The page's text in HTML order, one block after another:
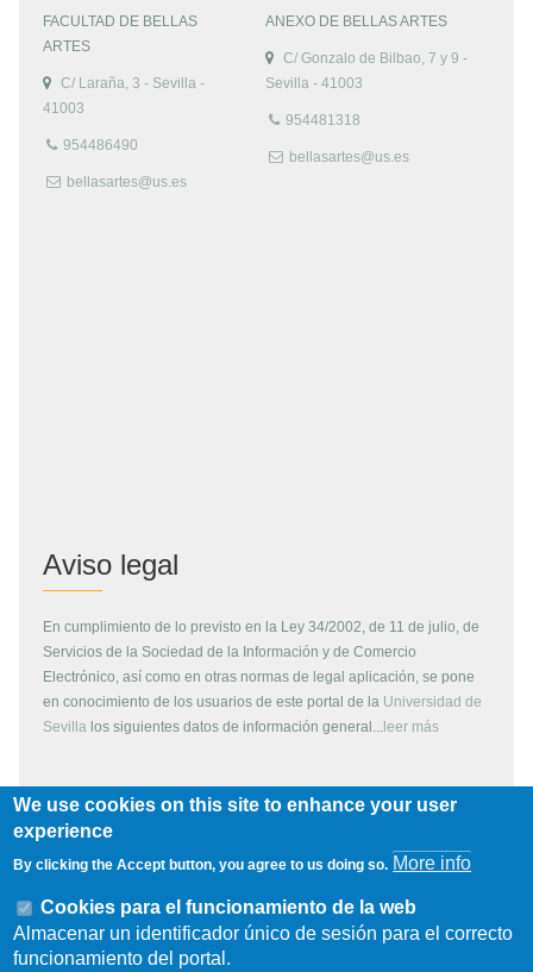
FACULTAD DE BELLAS
ARTES
C/ Laraña, 3 - Sevilla -
41003
954486490
bellasartes@us.es
ANEXO DE BELLAS ARTES
C/ Gonzalo de Bilbao, 7 y 9 -
Sevilla - 41003
954481318
bellasartes@us.es
Aviso legal
En cumplimiento de lo previsto en la Ley 34/2002, de 11 de julio, de
Servicios de la Sociedad de la Información y de Comercio
Electrónico, así como en otras normas de legal aplicación, se pone
en conocimiento de los usuarios de este portal de la Universidad de
Sevilla los siguientes datos de información general... leer más
Copyright
Todos los contenidos de este servidor WEB, son propiedad de la
Universidad de Sevilla, si no se indica lo contrario. Pueden ser
reproducidos libremente y para fines no lucrativos por cualquier
persona perteneciente a una institución de carácter educativo o
We use cookies on this site to enhance your user
experience
By clicking the Accept button, you agree to us doing so. More info
Cookies para el funcionamiento de la web
Almacenar un identificador único de sesión para el correcto
funcionamiento del portal.